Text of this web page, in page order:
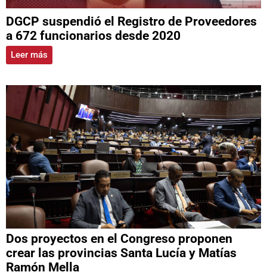
DGCP suspendió el Registro de Proveedores
a 672 funcionarios desde 2020
Leer más
Dos proyectos en el Congreso proponen
crear las provincias Santa Lucía y Matías
Ramón Mella